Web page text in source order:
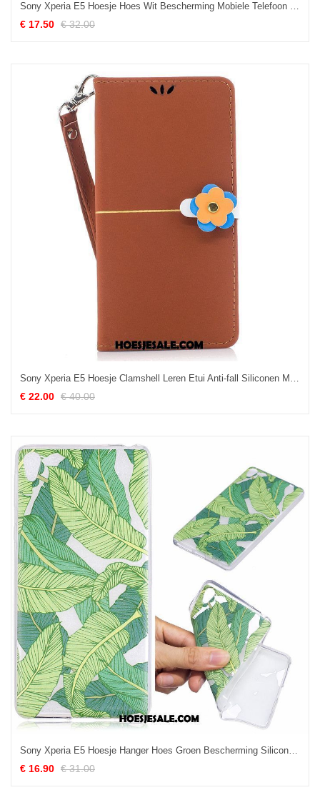
Sony Xperia E5 Hoesje Hoes Wit Bescherming Mobiele Telefoon Dun Online
€ 17.50 € 32.00
Sony Xperia E5 Hoesje Clamshell Leren Etui Anti-fall Siliconen Mobiele Telefoon Korting
€ 22.00 € 40.00
Sony Xperia E5 Hoesje Hanger Hoes Groen Bescherming Siliconen Kopen
€ 16.90 € 31.00